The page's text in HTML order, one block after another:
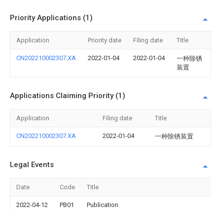
Priority Applications (1)
Application Priority date Filing date Title
CN202210002307.XA 2022-01-04 2022-01-04
一种除锈
装置
Applications Claiming Priority (1)
Application Filing date Title
CN202210002307.XA 2022-01-04 一种除锈装置
Legal Events
Date Code Title
2022-04-12 PB01 Publication